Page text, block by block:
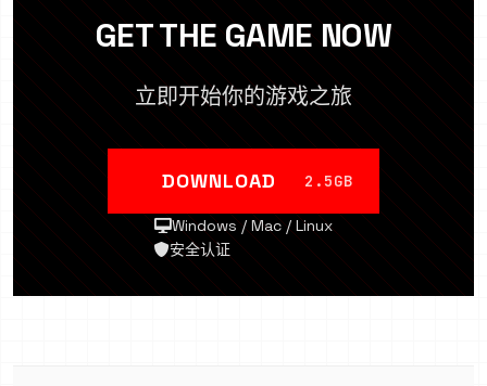
GET THE GAME NOW
立即开始你的游戏之旅
DOWNLOAD 2.5GB
Windows / Mac / Linux
安全认证